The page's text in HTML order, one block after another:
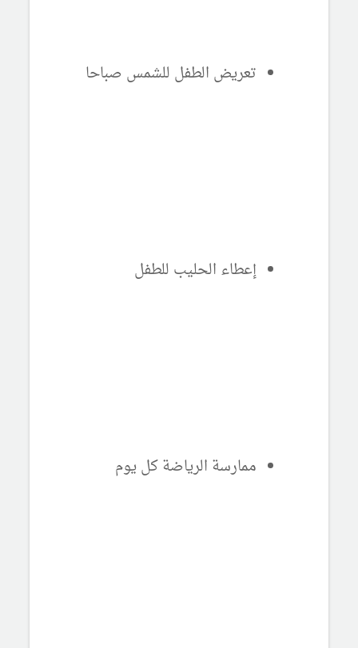
تعريض الطفل للشمس صباحا
إعطاء الحليب للطفل
ممارسة الرياضة كل يوم